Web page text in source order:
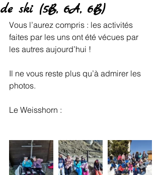
de ski (5B, 6A, 6B)
Vous l’aurez compris : les activités
faites par les uns ont été vécues par
les autres aujourd’hui !
Il ne vous reste plus qu’à admirer les
photos.
Le Weisshorn :